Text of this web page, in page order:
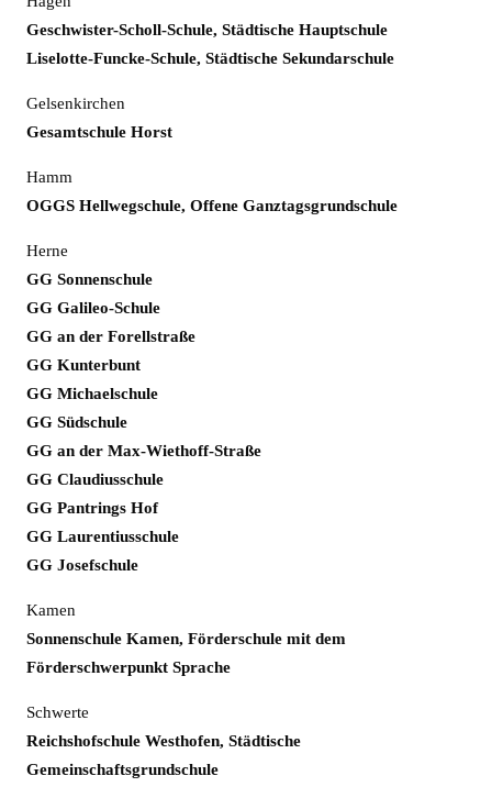
Geschwister-Scholl-Schule, Städtische Hauptschule
Liselotte-Funcke-Schule, Städtische Sekundarschule
Gelsenkirchen
Gesamtschule Horst
Hamm
OGGS Hellwegschule, Offene Ganztagsgrundschule
Herne
GG Sonnenschule
GG Galileo-Schule
GG an der Forellstraße
GG Kunterbunt
GG Michaelschule
GG Südschule
GG an der Max-Wiethoff-Straße
GG Claudiusschule
GG Pantrings Hof
GG Laurentiusschule
GG Josefschule
Kamen
Sonnenschule Kamen, Förderschule mit dem
Förderschwerpunkt Sprache
Schwerte
Reichshofschule Westhofen, Städtische
Gemeinschaftsgrundschule